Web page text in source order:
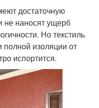
достаточную
не наносят ущерб
Но текстиль
полной изоляции от
испортится.